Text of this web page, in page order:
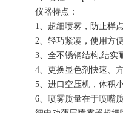
仪器特点：
1、 超细喷雾，防止样
2、 轻巧紧凑，使用方
3、 全不锈钢结构,结实
4、 更换显色剂快速、
5、 进口空压机，体积
6、喷雾质量在于喷嘴